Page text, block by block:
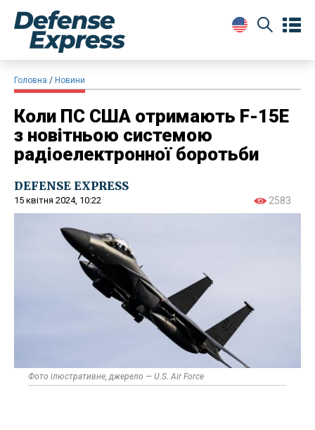
Головна Новини
Коли ПС США отримають F-15E
з новітньою системою
радіоелектронної боротьби
DEFENSE EXPRESS
15 квітня 2024, 10:22 2583
Фото ілюстративне, джерело — U.S. Air Force